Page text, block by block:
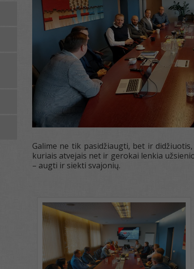
Galime ne tik pasidžiaugti, bet ir
kuriais atvejais net ir gerokai lenkia
– augti ir siekti svajonių.